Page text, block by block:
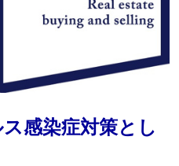
感染症対策とし